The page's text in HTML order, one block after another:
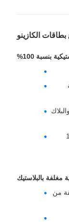
بنسبة 100%
بـ 5 × 10
مغلفة بالبلاستيك
من